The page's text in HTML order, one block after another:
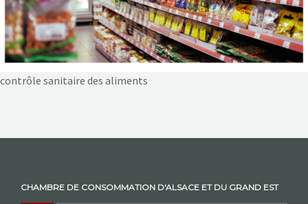
contrôle sanitaire des aliments
CHAMBRE DE CONSOMMATION D'ALSACE ET DU GRAND EST